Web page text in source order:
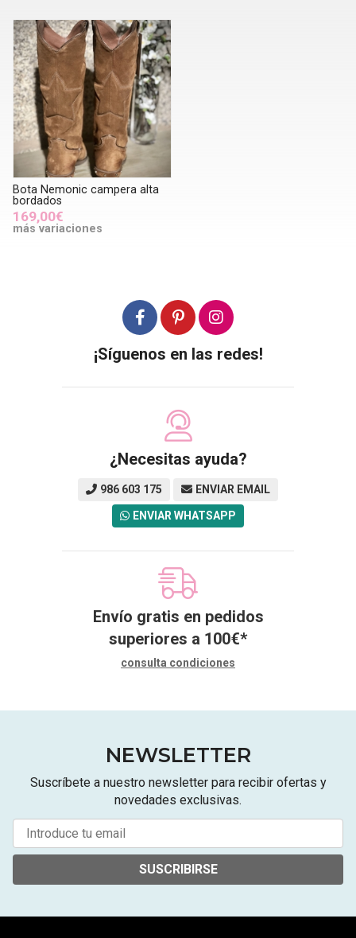
Bota Nemonic campera alta
bordados
169,00€
más variaciones
¡Síguenos en las redes!
¿Necesitas ayuda?
986 603 175 ENVIAR EMAIL
ENVIAR WHATSAPP
Envío gratis en pedidos
superiores a 100€*
consulta condiciones
NEWSLETTER
Suscríbete a nuestro newsletter para recibir ofertas y
novedades exclusivas.
SUSCRIBIRSE